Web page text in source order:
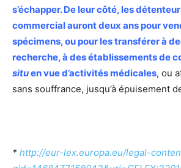
s’échapper. De leur côté, les
commercial auront deux ans pour
spécimens, ou pour les transférer à
recherche, à des établissements de
situen vue d’activités médicales, ou
sans souffrance, jusqu’à épuisement
* http://eur-lex.europa.eu/legal-